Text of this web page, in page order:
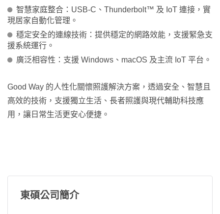
智慧家庭整合：USB-C、Thunderbolt™ 及 IoT 連接，實
現居家自動化管理。
穩定安全的連線技術：提供穩定的網路效能，支援緊急支
援系統運行。
廣泛相容性：支援 Windows、macOS 及主流 IoT 平台。
Good Way 的人性化關懷照護解決方案，透過安全、智慧且
高效的技術，支援獨立生活、長者照護與現代輔助科技應
用，讓日常生活更安心便捷。
東碩公司簡介